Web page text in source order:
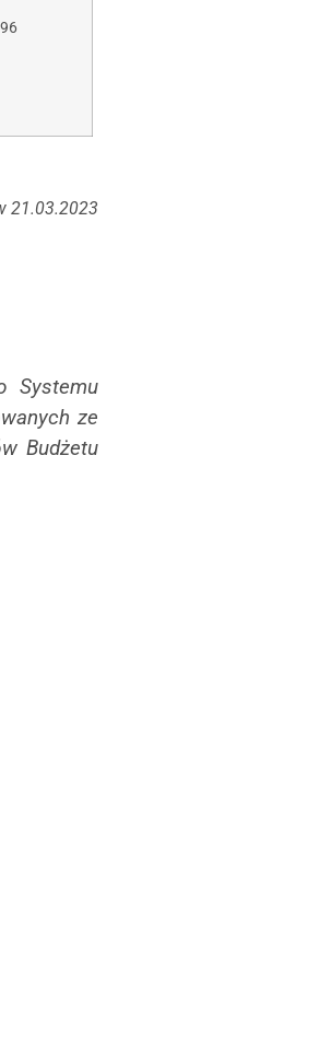
21.03.2023
Systemu
ze
Budżetu